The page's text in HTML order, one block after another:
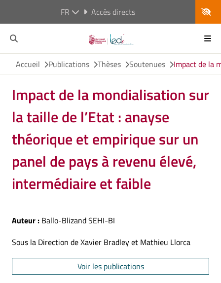
FR Accès directs
Accueil Publications Thèses Soutenues Impact de la
Impact de la mondialisation sur
la taille de l’Etat : anayse
théorique et empirique sur un
panel de pays à revenu élevé,
intermédiaire et faible
Auteur : Ballo-Blizand SEHI-BI
Sous la Direction de Xavier Bradley et Mathieu Llorca
Voir les publications